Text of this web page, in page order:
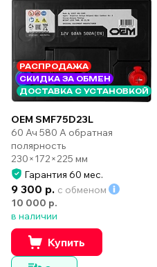
РАСПРОДАЖА
СКИДКА ЗА ОБМЕН
ДОСТАВКА С УСТАНОВКОЙ
OEM SMF75D23L
60 Ач 580 А обратная
полярность
230×172×225 мм
Гарантия 60 мес.
9 300 р. с обменом
10 000 р.
в наличии
Купить